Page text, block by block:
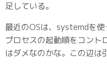
足している。
最近のOSは、systemdを
プロセスの起動順をコン
はダメなのかな。この辺は